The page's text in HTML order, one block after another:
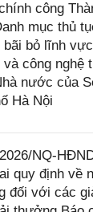
công
mục thủ
bãi bỏ lĩnh
và công nghệ
nước của
Hà Nội
NQ-
quy định về
đối với các